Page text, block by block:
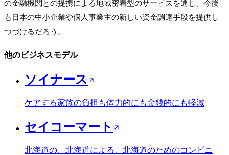
の金融機関との提携による地域密着型のサービスを通じ、今後
も日本の中小企業や個人事業主の新しい資金調達手段を提供し
つづけるだろう。
他のビジネスモデル
ソイナース
ケアする家族の負担も体力的にも金銭的にも軽減
セイコーマート
北海道の、北海道による、北海道のためのコンビニ